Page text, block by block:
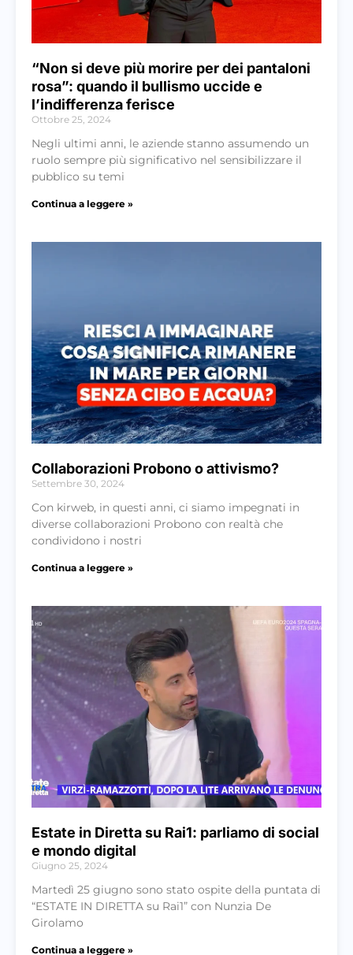
“Non si deve più morire per dei pantaloni
rosa”: quando il bullismo uccide e
l’indifferenza ferisce
Ottobre 25, 2024
Negli ultimi anni, le aziende stanno assumendo un
ruolo sempre più significativo nel sensibilizzare il
pubblico su temi
Continua a leggere »
Collaborazioni Probono o attivismo?
Settembre 30, 2024
Con kirweb, in questi anni, ci siamo impegnati in
diverse collaborazioni Probono con realtà che
condividono i nostri
Continua a leggere »
Estate in Diretta su Rai1: parliamo di social
e mondo digital
Giugno 25, 2024
Martedì 25 giugno sono stato ospite della puntata di
“ESTATE IN DIRETTA su Rai1” con Nunzia De
Girolamo
Continua a leggere »